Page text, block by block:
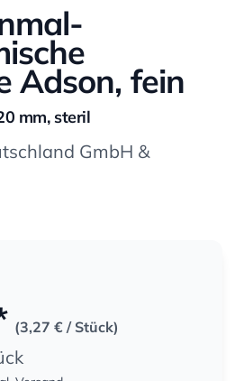
Adson, fein
mm, steril
GmbH &
(3,27 € / Stück)